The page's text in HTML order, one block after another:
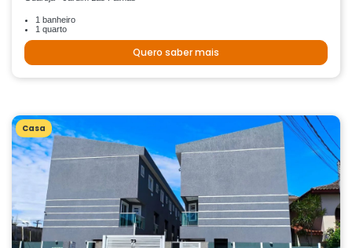
1 banheiro
1 quarto
Quero saber mais
Casa